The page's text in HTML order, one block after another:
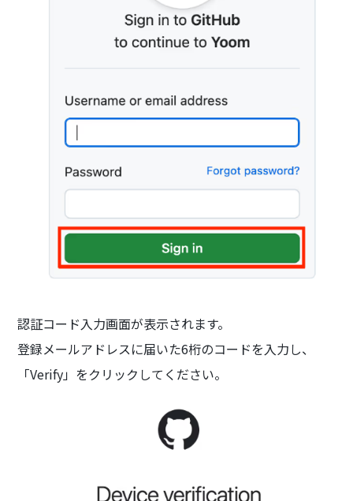
認証コード入力画面が表示されます。
登録メールアドレスに届いた6桁のコードを入力し、
「Verify」をクリックしてください。